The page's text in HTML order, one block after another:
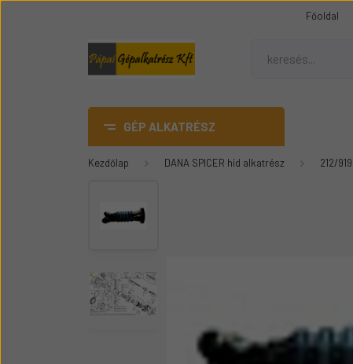
Főoldal
GÉP ALKATRÉSZ
AdBlue
üvegek
Épitőipari gépalkatrészek
Üzemanyag adagolók
Kezdőlap DANA SPICER híd alkatrész 212/919